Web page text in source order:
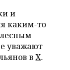
и
каким-то
уважают
в X.